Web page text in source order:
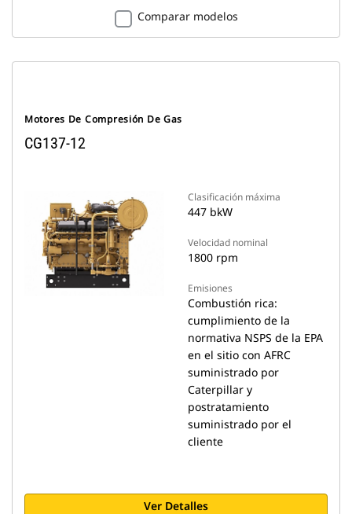
Comparar modelos
Motores De Compresión De Gas
CG137-12
Clasificación máxima
447 bkW
Velocidad nominal
1800 rpm
Emisiones
Combustión rica:
cumplimiento de la
normativa NSPS de la EPA
en el sitio con AFRC
suministrado por
Caterpillar y
postratamiento
suministrado por el
cliente
Ver Detalles